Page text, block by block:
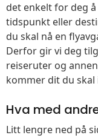
det enkelt for deg
tidspunkt eller
du skal nå en
Derfor gir vi deg
reiseruter og
kommer dit du skal
Hva med
Litt lengre ned på